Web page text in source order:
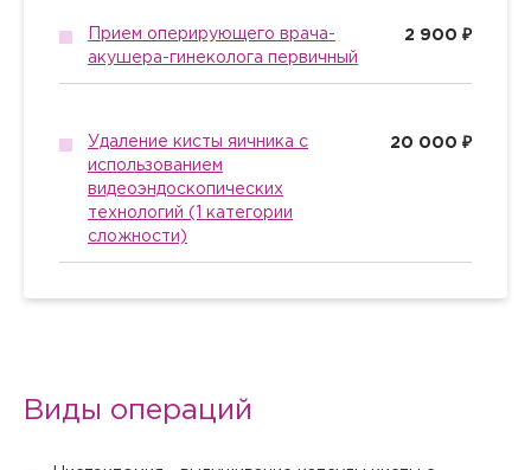
Прием оперирующего врача-
акушера-гинеколога первичный
2 900 ₽
Удаление кисты яичника с
использованием
видеоэндоскопических
технологий (1 категории
сложности)
20 000 ₽
Виды операций
клинику Вы не можете (или не хотите), мы окажем
необходимые услуги с выездом на дом или в офис.